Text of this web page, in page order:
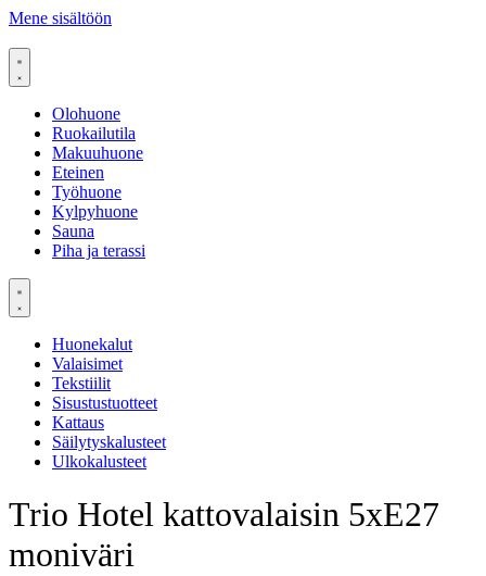
Mene sisältöön
Olohuone
Ruokailutila
Makuuhuone
Eteinen
Työhuone
Kylpyhuone
Sauna
Piha ja terassi
Huonekalut
Valaisimet
Tekstiilit
Sisustustuotteet
Kattaus
Säilytyskalusteet
Ulkokalusteet
Trio Hotel kattovalaisin 5xE27
moniväri